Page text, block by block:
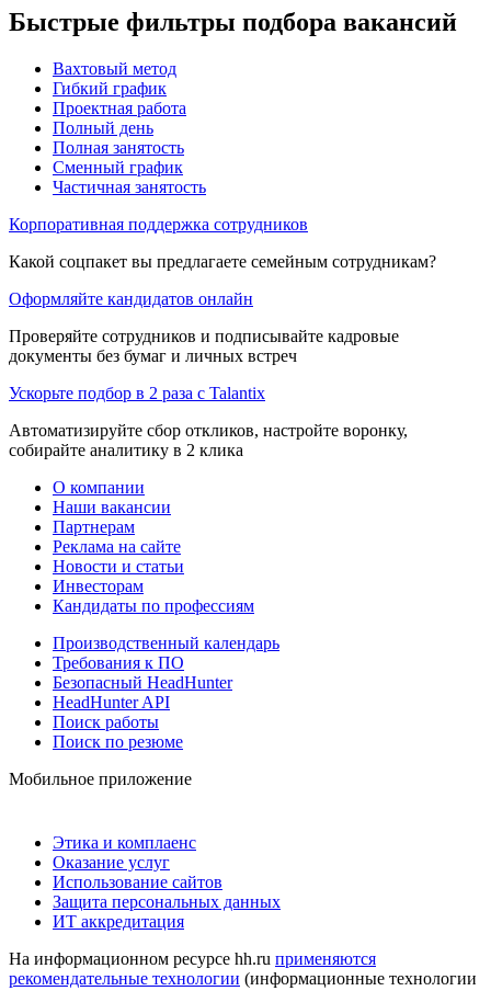
Быстрые фильтры подбора вакансий
Вахтовый метод
Гибкий график
Проектная работа
Полный день
Полная занятость
Сменный график
Частичная занятость
Корпоративная поддержка сотрудников
Какой соцпакет вы предлагаете семейным сотрудникам?
Оформляйте кандидатов онлайн
Проверяйте сотрудников и подписывайте кадровые
документы без бумаг и личных встреч
Ускорьте подбор в 2 раза с Talantix
Автоматизируйте сбор откликов, настройте воронку,
собирайте аналитику в 2 клика
О компании
Наши вакансии
Партнерам
Реклама на сайте
Новости и статьи
Инвесторам
Кандидаты по профессиям
Производственный календарь
Требования к ПО
Безопасный HeadHunter
HeadHunter API
Поиск работы
Поиск по резюме
Мобильное приложение
Этика и комплаенс
Оказание услуг
Использование сайтов
Защита персональных данных
ИТ аккредитация
На информационном ресурсе hh.ru применяются
рекомендательные технологии (информационные технологии